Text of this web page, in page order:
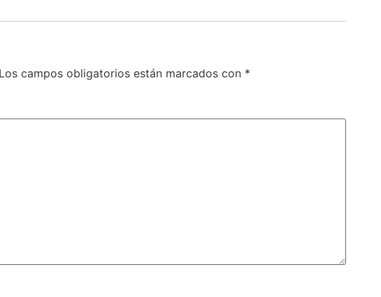
Los campos obligatorios están marcados con *